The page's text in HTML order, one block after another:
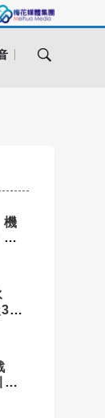
機
富